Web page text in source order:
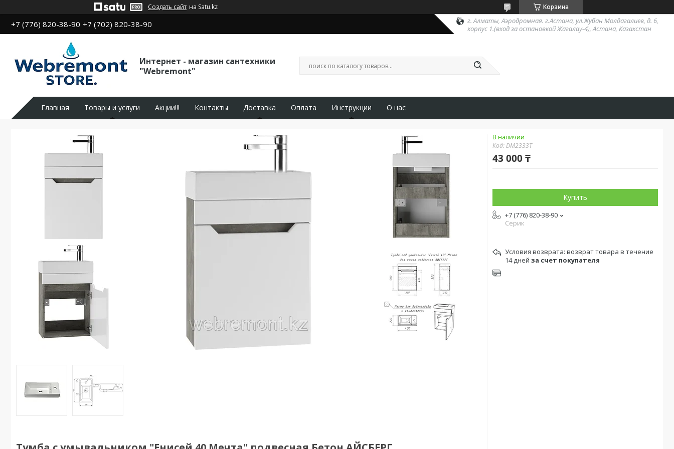
Создать сайт на Satu.kz Корзина
+7 (776) 820-38-90 +7 (702) 820-38-90
г. Алматы, Аэродромная. г.Астана, ул.Жубан Молдагалиев, д. 6,
корпус 1.(вход за остановкой Жагалау-4), Астана, Казахстан
Интернет - магазин сантехники
"Webremont"
Главная Товары и услуги Акции!!! Контакты Доставка Оплата Инструкции О нас
В наличии
Код:DM2333T
43 000 ₸
Купить
+7 (776) 820-38-90
Серик
возврат товара в течение
14 дней за счет покупателя